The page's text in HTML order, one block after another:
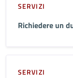
SERVIZI
Richiedere un
SERVIZI